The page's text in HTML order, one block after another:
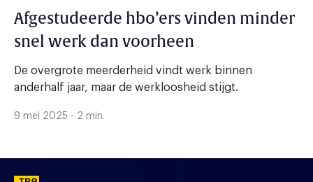
Afgestudeerde hbo’ers vinden minder
snel werk dan voorheen
De overgrote meerderheid vindt werk binnen
anderhalf jaar, maar de werkloosheid stijgt.
9 mei 2025 - 2 min.